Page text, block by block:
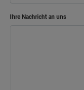
Kind
Ihre Nachricht an uns